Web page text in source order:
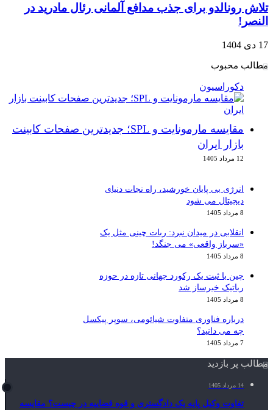
تلاش رونالدو برای جذب مدافع آلمانی رئال مادرید در
النصر!
17 دی 1404
مطالب محبوب
دکوراسیون
مقایسه مارمونایت و SPL؛ جدیدترین صفحات کابینت
بازار ایران
12 مرداد 1405
انرژی بی‌ پایان خورشید، راه نجات دنیای
دیجیتال می شود
8 مرداد 1405
انقلابی در میدان نبرد: ربات چینی مثل یک
«سرباز واقعی» می‌ جنگد!
8 مرداد 1405
چین با ثبت یک رکورد جهانی تازه در حوزه
رباتیک خبرساز شد
8 مرداد 1405
درباره فناوری متفاوت شیائومی، سوپر پیکسل
چه می دانید؟
7 مرداد 1405
مطالب پر بازدید
14 مرداد 1405
تفاوت وکیل پایه یک دادگستری و قوه قضاییه در چیست؟ مقایسه